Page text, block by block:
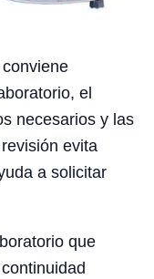
el
necesarios y las
evita
a solicitar
que